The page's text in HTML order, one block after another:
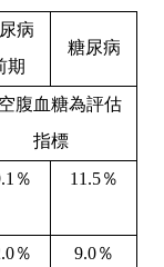
病
期
糖尿病
腹血糖為評估
指標
％ 11.5％
％ 9.0％